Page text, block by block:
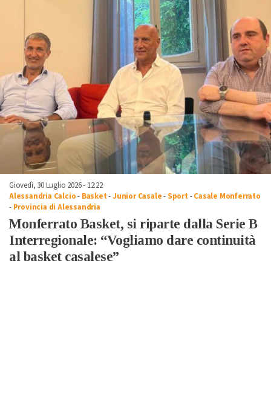
Giovedì, 30 Luglio 2026 - 12:22
Alessandria Calcio- Basket-Junior Casale-Sport -Casale Monferrato
- Provincia di Alessandria
Monferrato Basket, si riparte dalla Serie B
Interregionale: “Vogliamo dare continuità
al basket casalese”